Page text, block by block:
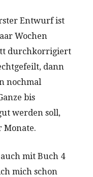
Entwurf ist
Wochen
durchkorrigiert
dann
nochmal
bis
werden soll,
Monate.
mit Buch 4
mich schon